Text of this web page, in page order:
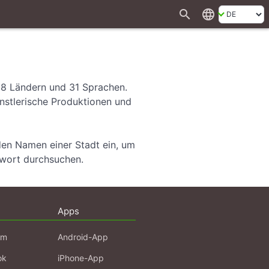
search language
Ländern und 31 Sprachen.
Produktionen und
Namen einer Stadt ein, um
durchsuchen.
Apps
Android-App
iPhone-App